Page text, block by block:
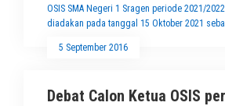
OSIS SMA Negeri 1 Sragen periode 2021/
diadakan pada tanggal 15 Oktober 2021
5 September 2016
Debat Calon Ketua OSIS